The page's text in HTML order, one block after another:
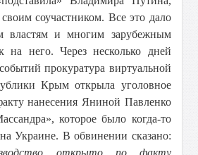
соучастником. Все это дало
властям и многим зарубежным
него. Через несколько дней
прокуратура виртуальной
Крым открыла уголовное
нанесения Яниной Павленко
которое было когда-то
на Украине. В обвинении сказано:
открыто по факту